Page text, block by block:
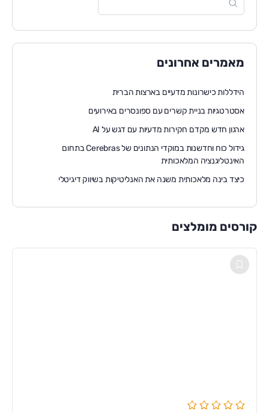
מאמרים אחרונים
הידללות כישרונות מדעיים בארצות הברית
אסטרטגיות בניית קשרים עם ספונסרים באירועים
ארגון חדש מקדם חקירות מדעיות עם דגש על AI
גידול כוח וחדשנות במוקדי הנתונים של Cerebras בתחום
האינטליגנציה המלאכותית
כיצד בינה מלאכותית משנה את האנליטיקות בשיווק דיגיטלי
קורסים מומלצים